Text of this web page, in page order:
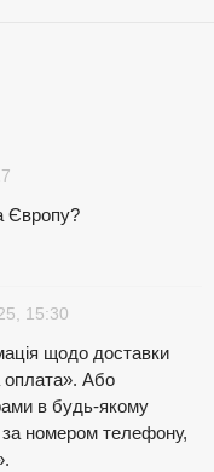
Європу?
15:30
щодо доставки
оплата». Або
в будь-якому
номером телефону,